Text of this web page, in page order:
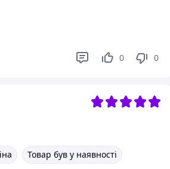
0 0
Товар був у наявності